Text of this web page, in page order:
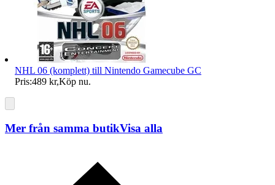
NHL 06 (komplett) till Nintendo Gamecube GC
Pris:489 kr,Köp nu.
Mer från samma butikVisa alla